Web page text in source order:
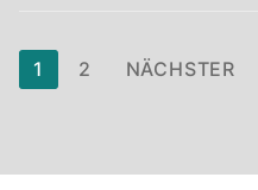
1 2 NÄCHSTER